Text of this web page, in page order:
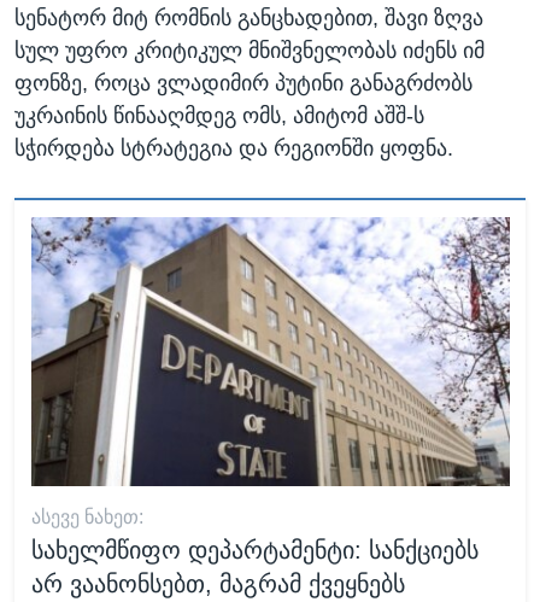
სენატორ მიტ რომნის განცხადებით, შავი ზღვა
სულ უფრო კრიტიკულ მნიშვნელობას იძენს იმ
ფონზე, როცა ვლადიმირ პუტინი განაგრძობს
უკრაინის წინააღმდეგ ომს, ამიტომ აშშ-ს
სჭირდება სტრატეგია და რეგიონში ყოფნა.
ᲐᲡᲔᲕᲔ ᲜᲐᲮᲔᲗ:
სახელმწიფო დეპარტამენტი: სანქციებს
არ ვაანონსებთ, მაგრამ ქვეყნებს